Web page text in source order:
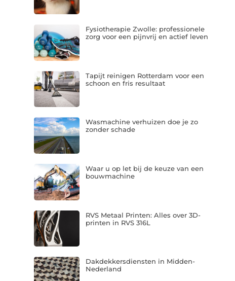
Fysiotherapie Zwolle: professionele
zorg voor een pijnvrij en actief leven
Tapijt reinigen Rotterdam voor een
schoon en fris resultaat
Wasmachine verhuizen doe je zo
zonder schade
Waar u op let bij de keuze van een
bouwmachine
RVS Metaal Printen: Alles over 3D-
printen in RVS 316L
Dakdekkersdiensten in Midden-
Nederland